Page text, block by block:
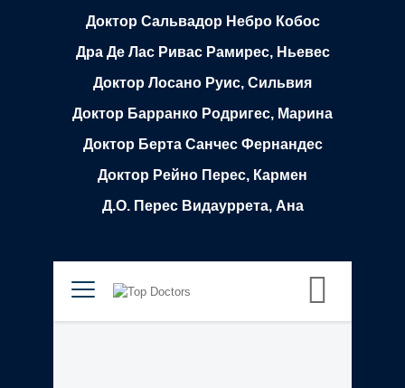
Доктор Сальвадор Небро Кобос
Дра Де Лас Ривас Рамирес, Ньевес
Доктор Лосано Руис, Сильвия
Доктор Барранко Родригес, Марина
Доктор Берта Санчес Фернандес
Доктор Рейно Перес, Кармен
Д.О. Перес Видауррета, Ана